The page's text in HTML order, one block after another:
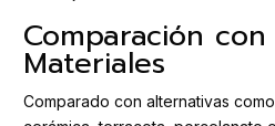
Comparación
Materiales
Comparado con alternativas